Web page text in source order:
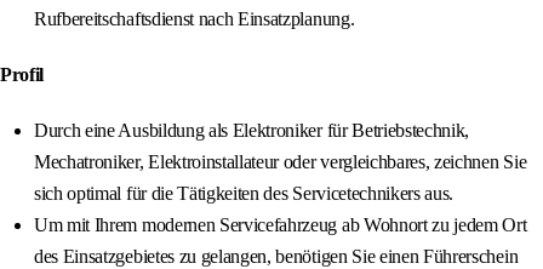
Rufbereitschaftsdienst nach Einsatzplanung.
Profil
Durch eine Ausbildung als Elektroniker für Betriebstechnik,
Mechatroniker, Elektroinstallateur oder vergleichbares, zeichnen Sie
sich optimal für die Tätigkeiten des Servicetechnikers aus.
Um mit Ihrem modernen Servicefahrzeug ab Wohnort zu jedem Ort
des Einsatzgebietes zu gelangen, benötigen Sie einen Führerschein